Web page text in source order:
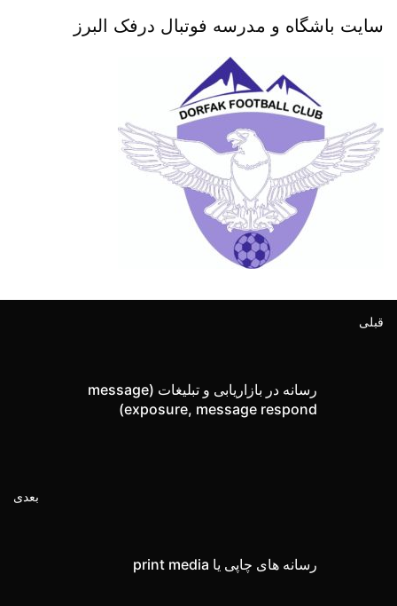
سایت باشگاه و مدرسه فوتبال درفک البرز
قبلی
رسانه در بازاریابی و تبلیغات (message
exposure, message respond)
بعدی
رسانه های چاپی یا print media